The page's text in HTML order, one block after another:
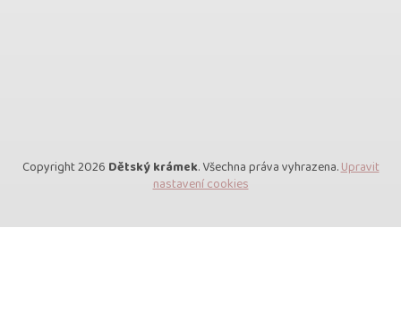
Copyright 2026 Dětský krámek. Všechna práva vyhrazena.Upravit
nastavení cookies